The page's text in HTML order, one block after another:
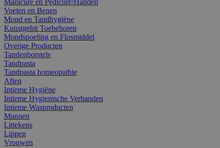
Voeten en Benen
Mond en Tandhygiëne
Kunstgebit Toebehoren
Mondspoeling en Flosmiddel
Overige Producten
Tandenborstels
Tandpasta
Tandpasta homeopathie
Aften
Intieme Hygiëne
Intieme Hygienische Verbanden
Intieme Wasproducten
Mannen
Littekens
Lippen
Vrouwen